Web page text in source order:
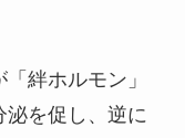
絆ホルモン」
泌を促し、逆に